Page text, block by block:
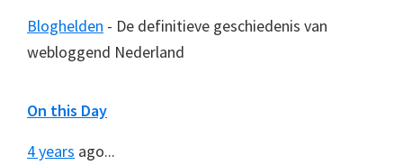
Bloghelden - De definitieve geschiedenis van
webloggend Nederland
On this Day
4 years ago...